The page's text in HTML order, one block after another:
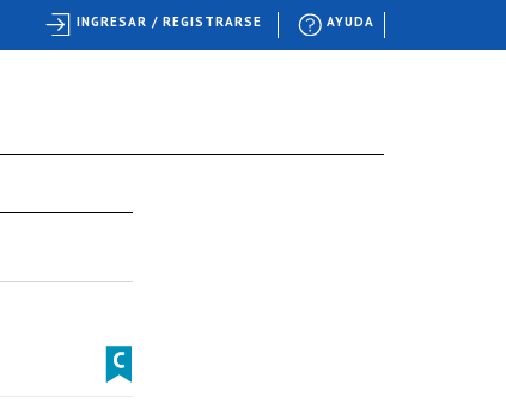
AYUDA
INGRESAR / REGISTRARSE